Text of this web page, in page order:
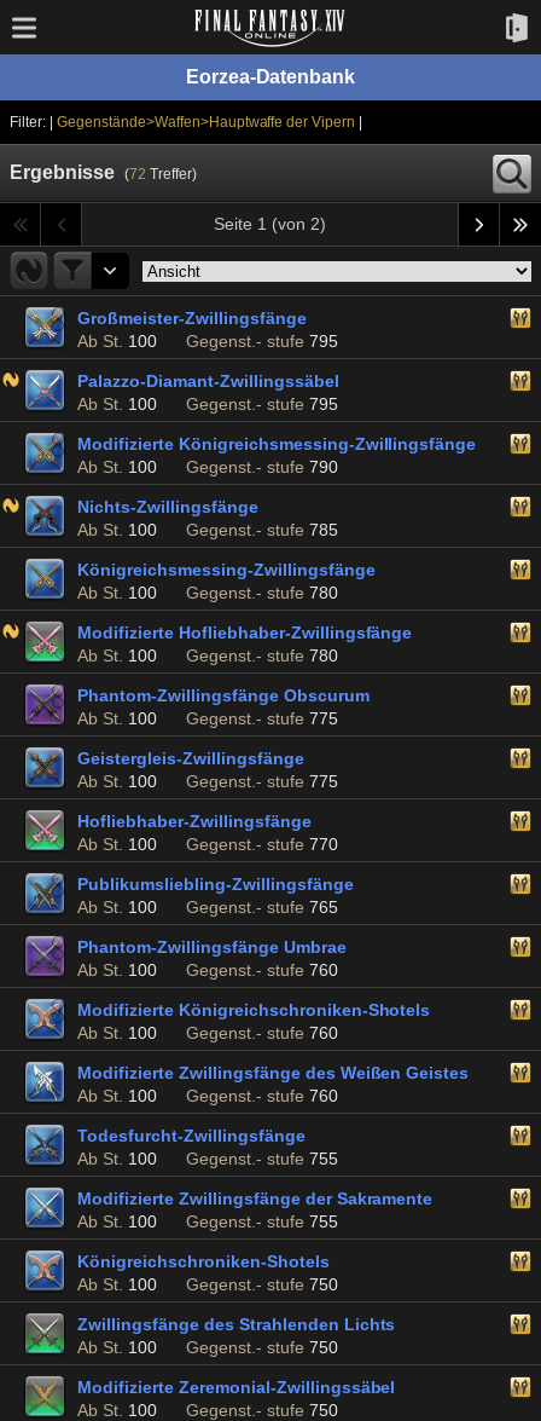
Eorzea-Datenbank
Filter: | Gegenstände>Waffen>Hauptwaffe der Vipern
Ergebnisse (72 Treffer)
Seite 1 (von 2)
Großmeister-Zwillingsfänge
Ab St. 100 Gegenst.- stufe 795
Palazzo-Diamant-Zwillingssäbel
Ab St. 100 Gegenst.- stufe 795
Modifizierte Königreichsmessing-Zwillingsfänge
Ab St. 100 Gegenst.- stufe 790
Nichts-Zwillingsfänge
Ab St. 100 Gegenst.- stufe 785
Königreichsmessing-Zwillingsfänge
Ab St. 100 Gegenst.- stufe 780
Modifizierte Hofliebhaber-Zwillingsfänge
Ab St. 100 Gegenst.- stufe 780
Phantom-Zwillingsfänge Obscurum
Ab St. 100 Gegenst.- stufe 775
Geistergleis-Zwillingsfänge
Ab St. 100 Gegenst.- stufe 775
Hofliebhaber-Zwillingsfänge
Ab St. 100 Gegenst.- stufe 770
Publikumsliebling-Zwillingsfänge
Ab St. 100 Gegenst.- stufe 765
Phantom-Zwillingsfänge Umbrae
Ab St. 100 Gegenst.- stufe 760
Modifizierte Königreichschroniken-Shotels
Ab St. 100 Gegenst.- stufe 760
Modifizierte Zwillingsfänge des Weißen Geistes
Ab St. 100 Gegenst.- stufe 760
Todesfurcht-Zwillingsfänge
Ab St. 100 Gegenst.- stufe 755
Modifizierte Zwillingsfänge der Sakramente
Ab St. 100 Gegenst.- stufe 755
Königreichschroniken-Shotels
Ab St. 100 Gegenst.- stufe 750
Zwillingsfänge des Strahlenden Lichts
Ab St. 100 Gegenst.- stufe 750
Modifizierte Zeremonial-Zwillingssäbel
Ab St. 100 Gegenst.- stufe 750